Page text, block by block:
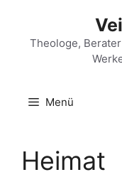
springenTheologe,
Menü
Heimat